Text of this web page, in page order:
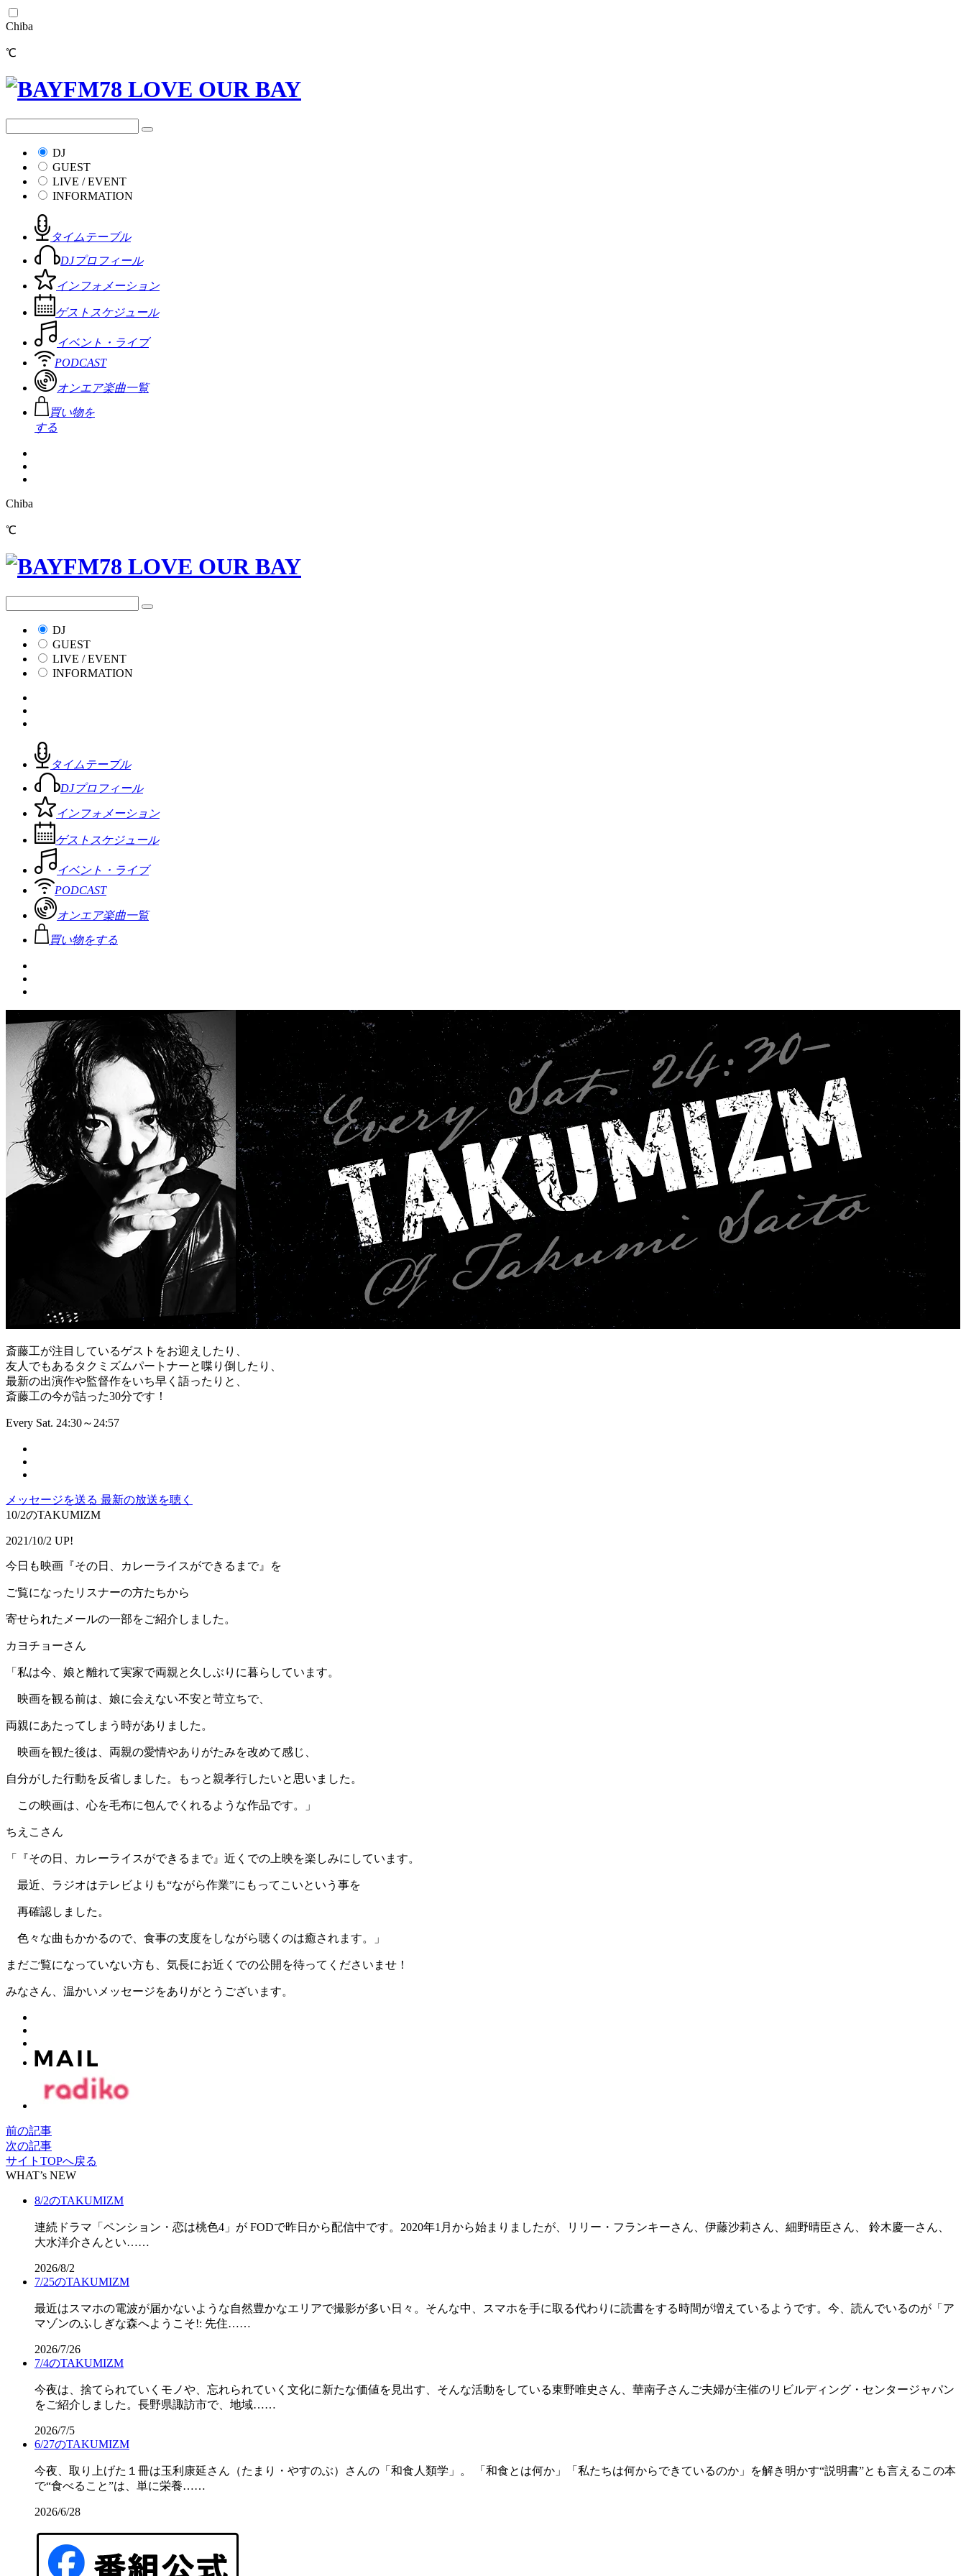
Chiba
℃
DJ
GUEST
LIVE / EVENT
INFORMATION
タイムテーブル
DJプロフィール
インフォメーション
ゲストスケジュール
イベント・ライブ
PODCAST
オンエア楽曲一覧
買い物を
する
Chiba
℃
DJ
GUEST
LIVE / EVENT
INFORMATION
タイムテーブル
DJプロフィール
インフォメーション
ゲストスケジュール
イベント・ライブ
PODCAST
オンエア楽曲一覧
買い物をする
斎藤工が注目しているゲストをお迎えしたり、
友人でもあるタクミズムパートナーと喋り倒したり、
最新の出演作や監督作をいち早く語ったりと、
斎藤工の今が詰った30分です！
Every Sat. 24:30～24:57
メッセージを送る 最新の放送を聴く
10/2のTAKUMIZM
2021/10/2 UP!
今日も映画『その日、カレーライスができるまで』を
ご覧になったリスナーの方たちから
寄せられたメールの一部をご紹介しました。
カヨチョーさん
「私は今、娘と離れて実家で両親と久しぶりに暮らしています。
映画を観る前は、娘に会えない不安と苛立ちで、
両親にあたってしまう時がありました。
映画を観た後は、両親の愛情やありがたみを改めて感じ、
自分がした行動を反省しました。もっと親孝行したいと思いました。
この映画は、心を毛布に包んでくれるような作品です。」
ちえこさん
「『その日、カレーライスができるまで』近くでの上映を楽しみにしています。
最近、ラジオはテレビよりも“ながら作業”にもってこいという事を
再確認しました。
色々な曲もかかるので、食事の支度をしながら聴くのは癒されます。」
まだご覧になっていない方も、気長にお近くでの公開を待ってくださいませ！
みなさん、温かいメッセージをありがとうございます。
前の記事
次の記事
サイトTOPへ戻る
WHAT’s NEW
8/2のTAKUMIZM
連続ドラマ「ペンション・恋は桃色4」が FODで昨日から配信中です。2020年1月から始まりましたが、リリー・フランキーさん、伊藤沙莉さん、細野晴臣さん、 鈴木慶一さん、
大水洋介さんとい……
2026/8/2
7/25のTAKUMIZM
最近はスマホの電波が届かないような自然豊かなエリアで撮影が多い日々。そんな中、スマホを手に取る代わりに読書をする時間が増えているようです。今、読んでいるのが「ア
マゾンのふしぎな森へようこそ!: 先住……
2026/7/26
7/4のTAKUMIZM
今夜は、捨てられていくモノや、忘れられていく文化に新たな価値を見出す、そんな活動をしている東野唯史さん、華南子さんご夫婦が主催のリビルディング・センタージャパン
をご紹介しました。長野県諏訪市で、地域……
2026/7/5
6/27のTAKUMIZM
今夜、取り上げた１冊は玉利康延さん（たまり・やすのぶ）さんの「和食人類学」。 「和食とは何か」「私たちは何からできているのか」を解き明かす“説明書”とも言えるこの本
で“食べること”は、単に栄養……
2026/6/28